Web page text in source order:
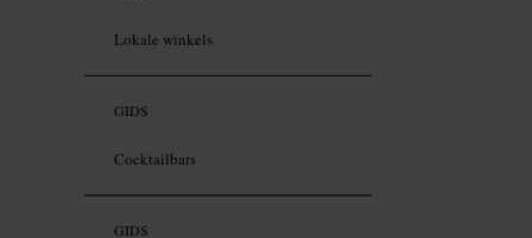
Lokale winkels
GIDS
Cocktailbars
GIDS